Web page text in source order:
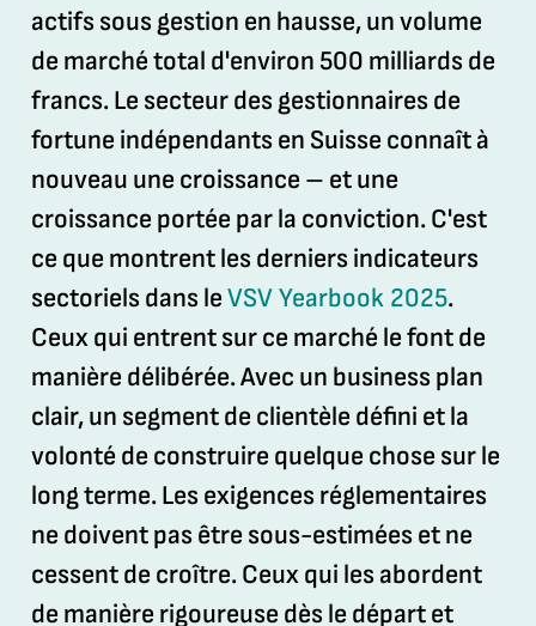
actifs sous gestion en hausse, un volume
de marché total d'environ 500 milliards de
francs. Le secteur des gestionnaires de
fortune indépendants en Suisse connaît à
nouveau une croissance – et une
croissance portée par la conviction. C'est
ce que montrent les derniers indicateurs
sectoriels dans leVSV Yearbook 2025.
Ceux qui entrent sur ce marché le font de
manière délibérée. Avec un business plan
clair, un segment de clientèle défini et la
volonté de construire quelque chose sur le
long terme. Les exigences réglementaires
ne doivent pas être sous-estimées et ne
cessent de croître. Ceux qui les abordent
de manière rigoureuse dès le départ et